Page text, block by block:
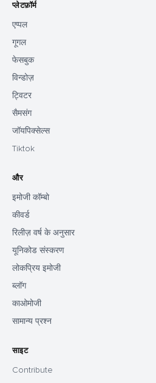
प्लेटफ़ॉर्म
एप्पल
गूगल
फेसबुक
विन्डोज़
ट्विटर
सैमसंग
जॉयपिक्सेल्स
Tiktok
और
इमोजी कॉम्बो
कीवर्ड
रिलीज़ वर्ष के अनुसार
यूनिकोड संस्करण
लोकप्रिय इमोजी
ब्लॉग
काओमोजी
सामान्य प्रश्न
साइट
Contribute